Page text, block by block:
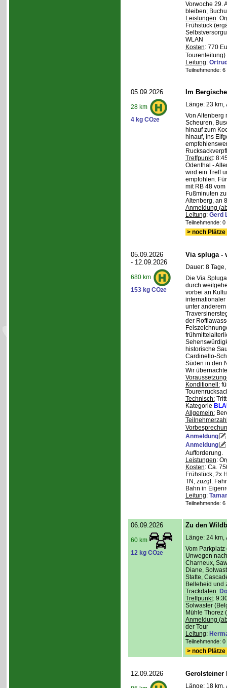
Vorwoche 29.
bleiben;
Leistungen:
Frühstück
WLAN
Kosten: 770
Tourenleitung)
Leitung:
Teilnehmende:
05.09.2026
28 km
4 kg CO2e
Im
Länge: 23 km,
Von Altenberg
Scheuren,
hinauf zum
hinauf, ins
Treffpunkt:
Odenthal -
wird ein Treff
empfohlen.
mit RB 48
Fußminuten
Altenberg, an
Anmeldung
Leitung: Gerd
Teilnehmende:
> noch
05.09.2026
- 12.09.2026
680 km
153 kg CO2e
Via spluga -
Dauer: 8
Die Via
durch
vorbei an
internationaler
unter
der
historische
Cardinello-
Süden in den
Wir
Konditionell:
Technisch:
Kategorie
Allgemein:
Anmeldung
Anmeldung
Aufforderung.
Leistungen:
Kosten: Ca.
Frühstück, 2x
TN, zuzgl.
Bahn in
Leitung:
Teilnehmende:
06.09.2026
60 km
12 kg CO2e
Zu den
Länge: 24 km,
Vom
Unwegen
Charneux,
Diane,
Statte,
Belleheid und
Trackdaten:
Treffpunkt:
Solwaster
Mühle Thorez
Anmeldung
der Tour
Leitung:
Teilnehmende:
> noch
12.09.2026 Gerolsteiner
Länge: 18 km,